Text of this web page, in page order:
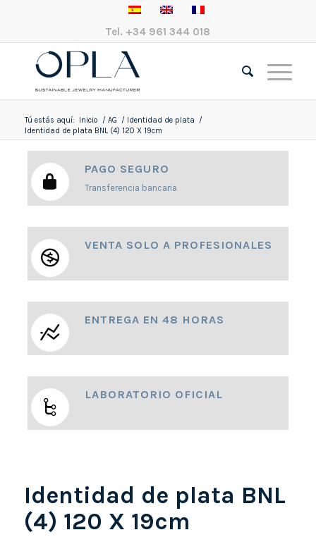
Tel. +34 961 344 018
Tú estás aquí: Inicio / AG / Identidad de plata
/
Identidad de plata BNL (4) 120 X 19cm
PAGO SEGURO
Transferencia bancaria
VENTA SOLO A PROFESIONALES
ENTREGA EN 48 HORAS
LABORATORIO OFICIAL
Identidad de plata BNL
(4) 120 X 19cm